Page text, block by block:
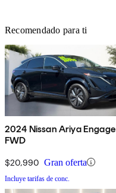
Recomendado para ti
2024 Nissan Ariya Engage
FWD
$20,990 Gran oferta
Incluye tarifas de conc.